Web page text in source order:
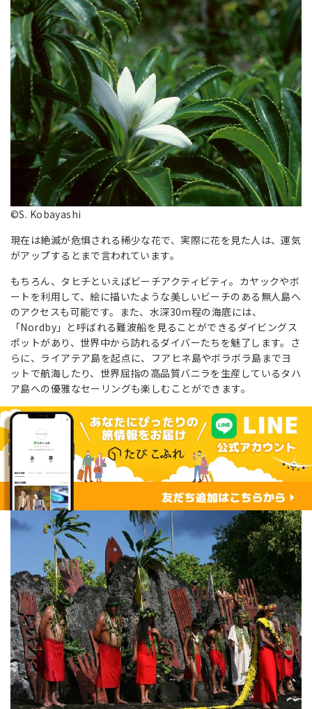
©S. Kobayashi
現在は絶滅が危惧される稀少な花で、実際に花を見た人は、運気
がアップするとまで言われています。
もちろん、タヒチといえばビーチアクティビティ。カヤックやボ
ートを利用して、絵に描いたような美しいビーチのある無人島へ
のアクセスも可能です。また、水深30ｍ程の海底には、
「Nordby」と呼ばれる難波船を見ることができるダイビングス
ポットがあり、世界中から訪れるダイバーたちを魅了します。さ
らに、ライアテア島を起点に、フアヒネ島やボラボラ島までヨ
ットで航海したり、世界屈指の高品質バニラを生産しているタハ
ア島への優雅なセーリングも楽しむことができます。